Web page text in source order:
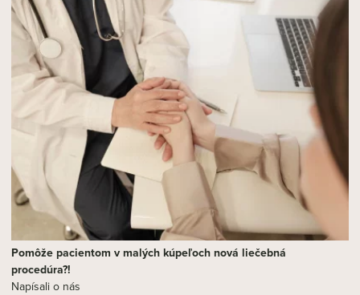
Pomôže pacientom v malých kúpeľoch nová liečebná
procedúra?!
Napísali o nás